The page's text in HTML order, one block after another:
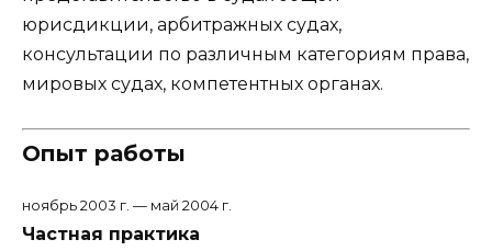
юрисдикции, арбитражных судах,
консультации по различным категориям права,
мировых судах, компетентных органах.
Опыт работы
ноябрь 2003 г. — май 2004 г.
Частная практика